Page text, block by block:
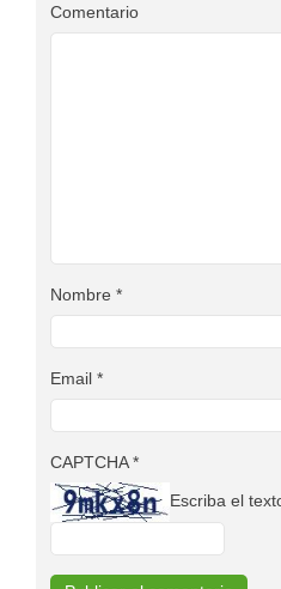
Comentario
Nombre *
Email *
CAPTCHA*
Escriba el